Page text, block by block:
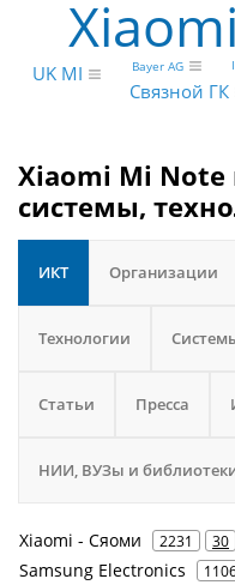
Xiaomi
UK MI
Связной ГК
Bayer AG
Xiaomi Mi Note
системы,
ИКТ Организации
Технологии
Статьи Пресса
НИИ, ВУЗы и
Xiaomi - Сяоми 2231 30
Samsung Electronics